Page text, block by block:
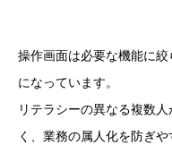
操作画面は必要な機能に
になっています。
リテラシーの異なる複数
く、業務の属人化を防ぎや